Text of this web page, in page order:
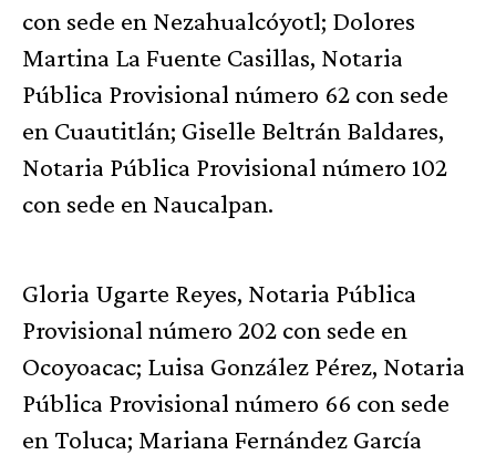
con sede en Nezahualcóyotl; Dolores
Martina La Fuente Casillas, Notaria
Pública Provisional número 62 con sede
en Cuautitlán; Giselle Beltrán Baldares,
Notaria Pública Provisional número 102
con sede en Naucalpan.
Gloria Ugarte Reyes, Notaria Pública
Provisional número 202 con sede en
Ocoyoacac; Luisa González Pérez, Notaria
Pública Provisional número 66 con sede
en Toluca; Mariana Fernández García